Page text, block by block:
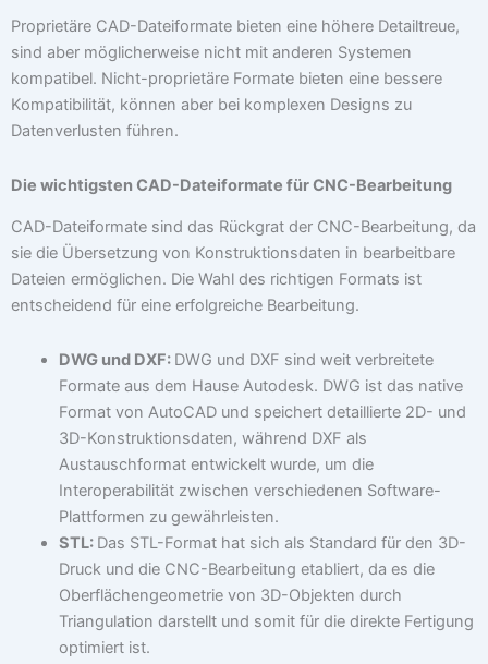
Proprietäre CAD-Dateiformate bieten eine höhere Detailtreue,
sind aber möglicherweise nicht mit anderen Systemen
kompatibel. Nicht-proprietäre Formate bieten eine bessere
Kompatibilität, können aber bei komplexen Designs zu
Datenverlusten führen.
Die wichtigsten CAD-Dateiformate für CNC-Bearbeitung
CAD-Dateiformate sind das Rückgrat der CNC-Bearbeitung, da
sie die Übersetzung von Konstruktionsdaten in bearbeitbare
Dateien ermöglichen. Die Wahl des richtigen Formats ist
entscheidend für eine erfolgreiche Bearbeitung.
DWG und DXF: DWG und DXF sind weit verbreitete
Formate aus dem Hause Autodesk. DWG ist das native
Format von AutoCAD und speichert detaillierte 2D- und
3D-Konstruktionsdaten, während DXF als
Austauschformat entwickelt wurde, um die
Interoperabilität zwischen verschiedenen Software-
Plattformen zu gewährleisten.
STL: Das STL-Format hat sich als Standard für den 3D-
Druck und die CNC-Bearbeitung etabliert, da es die
Oberflächengeometrie von 3D-Objekten durch
Triangulation darstellt und somit für die direkte Fertigung
optimiert ist.